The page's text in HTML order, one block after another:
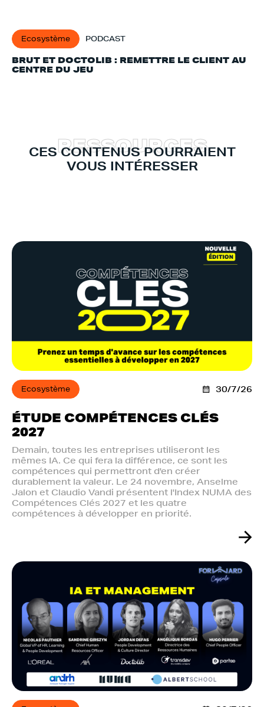
Ecosystème PODCAST
BRUT ET DOCTOLIB : REMETTRE LE CLIENT AU
CENTRE DU JEU
CES CONTENUS POURRAIENT
VOUS INTÉRESSER
RESSOURCES
Ecosystème 30/7/26
ÉTUDE COMPÉTENCES CLÉS
2027
Demain, toutes les entreprises utiliseront les
mêmes IA. Ce qui fera la différence, ce sont les
compétences qui permettront d'en créer
durablement la valeur. Le 24 novembre, Anselme
Jalon et Claudio Vandi présentent l'Index NUMA des
Compétences Clés 2027 et les quatre
compétences à développer en priorité.